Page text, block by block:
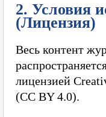
2. Условия
(Лицензия)
Весь контент
лицензией
(CC BY 4.0).